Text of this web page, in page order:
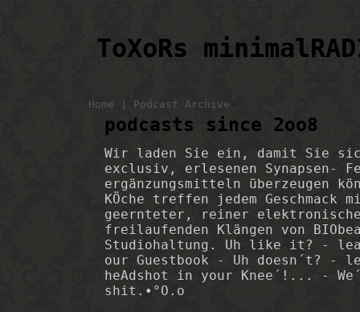
ToXoRs
Home Podcast Archive
podcasts since 2oo8
Wir laden Sie ein, damit Sie
exclusiv, erlesenen Synapsen-
ergänzungsmitteln überzeugen
KÖche treffen jedem Geschmack
geernteter, reiner
freilaufenden Klängen von
Studiohaltung. Uh like it? -
our Guestbook - Uh doesn´t? -
heAdshot in your Knee´!... -
shit.•°O.o